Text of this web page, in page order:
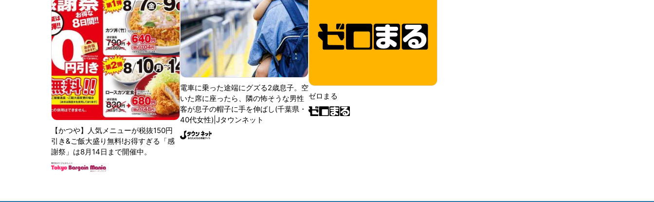
【かつや】人気メニューが税抜150円
引き&ご飯大盛り無料!お得すぎる「感
謝祭」は8月14日まで開催中。
電車に乗った途端にグズる2歳息子。空
いた席に座ったら、隣の怖そうな男性
客が息子の帽子に手を伸ばし(千葉県・
40代女性)|Jタウンネット
ゼロまる